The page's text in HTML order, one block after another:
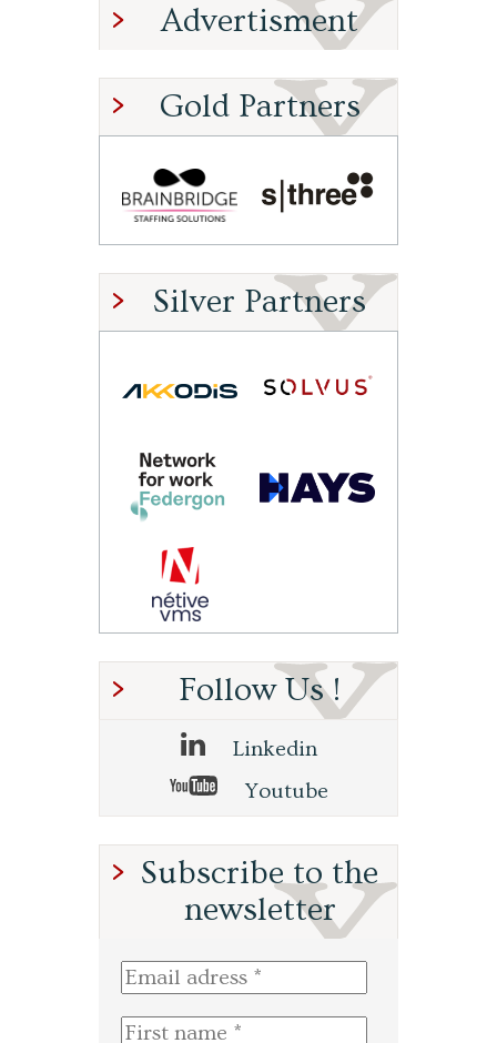
Advertisment
Gold Partners
Silver Partners
Follow Us !
Linkedin
Youtube
Subscribe to the
newsletter